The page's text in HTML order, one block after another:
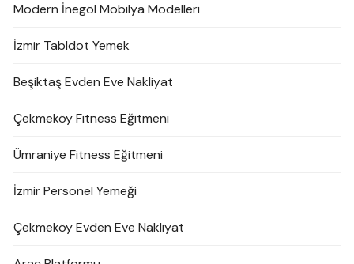
Modern İnegöl Mobilya Modelleri
İzmir Tabldot Yemek
Beşiktaş Evden Eve Nakliyat
Çekmeköy Fitness Eğitmeni
Ümraniye Fitness Eğitmeni
İzmir Personel Yemeği
Çekmeköy Evden Eve Nakliyat